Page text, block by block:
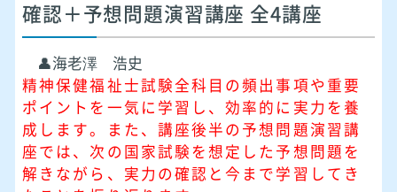
確認＋予想問題演習講座 全4講座
👤海老澤 浩史
精神保健福祉士試験全科目の頻出事項や重要
ポイントを一気に学習し、効率的に実力を養
成します。
また、講座後半の予想問題演習講
座では、次の国家試験を想定した予想問題を
解きながら、実力の確認と今まで学習してき